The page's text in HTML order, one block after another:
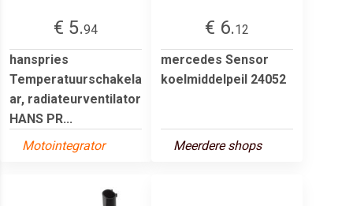
€ 5.94
hanspries
Temperatuurschakela
ar, radiateurventilator
HANS PR...
Motointegrator
€ 6.12
mercedes Sensor
koelmiddelpeil 24052
Meerdere shops